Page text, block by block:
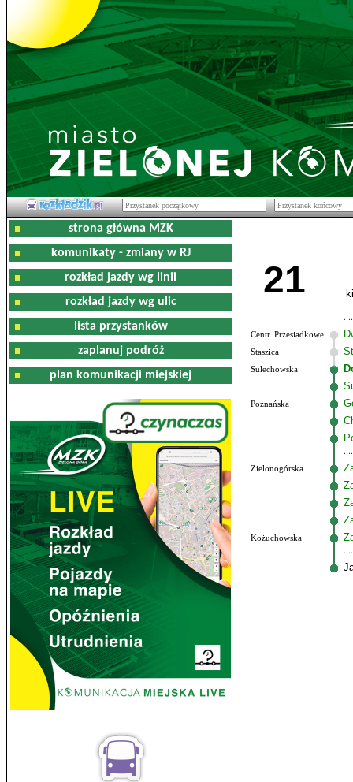
strona główna MZK
komunikaty - zmiany w RJ
rozkład jazdy wg linii
rozkład jazdy wg ulic
lista przystanków
zaplanuj podróż
plan komunikacji miejskiej
21
Centr. Przesiadkowe
Staszica
Sulechowska
Poznańska
Zielonogórska
Kożuchowska